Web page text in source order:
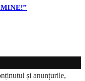
și anunțurile,